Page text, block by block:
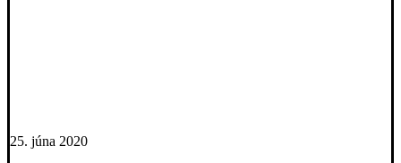
25. júna 2020